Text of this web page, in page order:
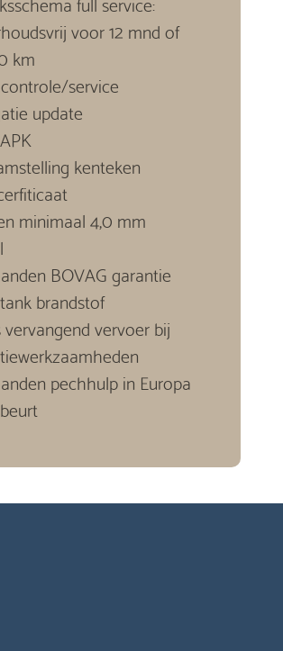
voor 12 mnd of
km
service
update
kenteken
minimaal 4,0 mm
BOVAG garantie
brandstof
vervangend vervoer bij
pechhulp in Europa